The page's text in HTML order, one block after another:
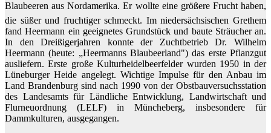
Blaubeeren aus Nordamerika. Er wollte eine größere Frucht haben,
die süßer und fruchtiger schmeckt. Im niedersächsischen Grethem
fand Heermann ein geeignetes Grundstück und baute Sträucher an.
In den Dreißigerjahren konnte der Zuchtbetrieb Dr. Wilhelm
Heermann (heute: „Heermanns Blaubeerland") das erste Pflanzgut
ausliefern. Erste große Kulturheidelbeerfelder wurden 1950 in der
Lüneburger Heide angelegt. Wichtige Impulse für den Anbau im
Land Brandenburg sind nach 1990 von der Obstbauversuchsstation
des Landesamts für Ländliche Entwicklung, Landwirtschaft und
Flurneuordnung (LELF) in Müncheberg, insbesondere für
Dammkulturen, ausgegangen.